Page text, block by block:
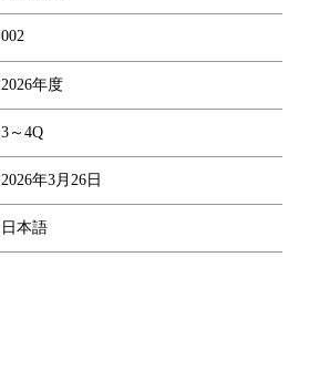
002
2026年度
3～4Q
2026年3月26日
日本語